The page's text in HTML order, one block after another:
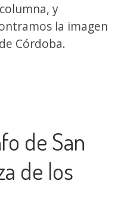
y
la imagen
Córdoba.
de San
de los